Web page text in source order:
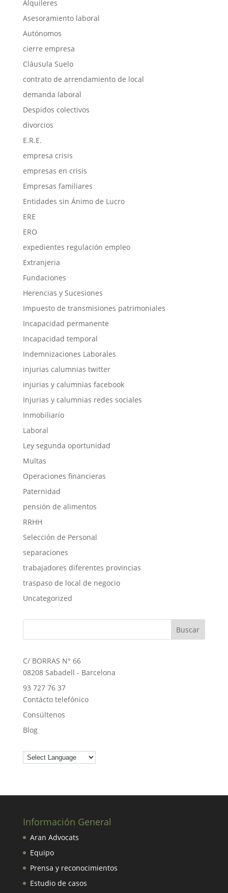
Alquileres
Asesoramiento laboral
Autónomos
cierre empresa
Cláusula Suelo
contrato de arrendamiento de local
demanda laboral
Despidos colectivos
divorcios
E.R.E.
empresa crisis
empresas en crisis
Empresas familiares
Entidades sin Ánimo de Lucro
ERE
ERO
expedientes regulación empleo
Extranjeria
Fundaciones
Herencias y Sucesiones
Impuesto de transmisiones patrimoniales
Incapacidad permanente
Incapacidad temporal
Indemnizaciones Laborales
injurias calumnias twitter
injurias y calumnias facebook
Injurias y calumnias redes sociales
Inmobiliario
Laboral
Ley segunda oportunidad
Multas
Operaciones financieras
Paternidad
pensión de alimentos
RRHH
Selección de Personal
separaciones
trabajadores diferentes provincias
traspaso de local de negocio
Uncategorized
C/ BORRAS N° 66
08208 Sabadell - Barcelona
93 727 76 37
Contácto telefónico
Consúltenos
Blog
Información General
Aran Advocats
Equipo
Prensa y reconocimientos
Estudio de casos